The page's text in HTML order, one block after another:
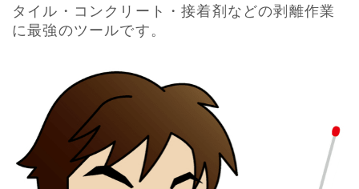
タイル・コンクリート・接着剤などの剥離作業
に最強のツールです。